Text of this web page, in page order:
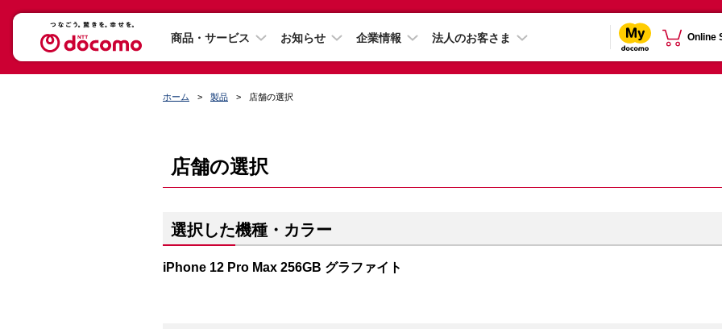
商品・サービス お知らせ 企業情報 法人のお客さま Online
ホーム 製品 店舗の選択
店舗の選択
選択した機種・カラー
iPhone 12 Pro Max 256GB グラファイト